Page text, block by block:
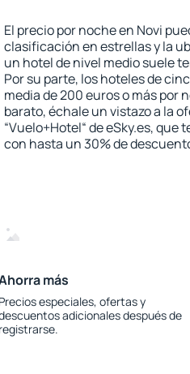
El precio por noche en Novi
clasificación en estrellas y la
un hotel de nivel medio suele
Por su parte, los hoteles de
media de 200 euros o más por
barato, échale un vistazo a la
“Vuelo+Hotel“ de eSky.es,
con hasta un 30% de
más
Precios especiales, ofertas y
adicionales después de
registrarse.